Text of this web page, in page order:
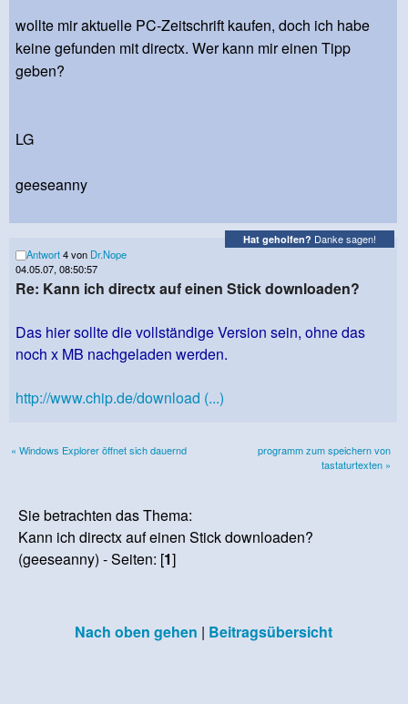
wollte mir aktuelle PC-Zeitschrift kaufen, doch ich habe
keine gefunden mit directx. Wer kann mir einen Tipp
geben?
LG
geeseanny
Hat geholfen? Danke sagen!
Antwort4 von Dr.Nope
04.05.07, 08:50:57
Re: Kann ich directx auf einen Stick downloaden?
Das hier sollte die vollständige Version sein, ohne das
noch x MB nachgeladen werden.
http://www.chip.de/download (...)
« Windows Explorer öffnet sich dauernd
programm zum speichern von
tastaturtexten »
Sie betrachten das Thema:
Kann ich directx auf einen Stick downloaden?
(geeseanny) - Seiten: [1]
Nach oben gehen | Beitragsübersicht